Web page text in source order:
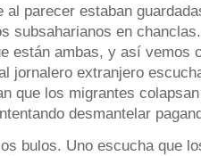
al parecer estaban
subsaharianos en
están ambas, y así vemos
jornalero extranjero
que los migrantes
desmantelar
bulos. Uno escucha que